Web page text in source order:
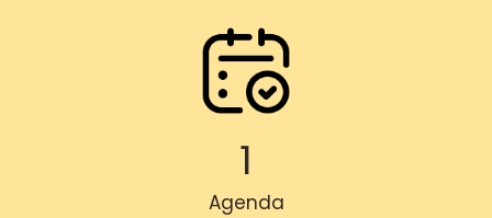
1
Agenda